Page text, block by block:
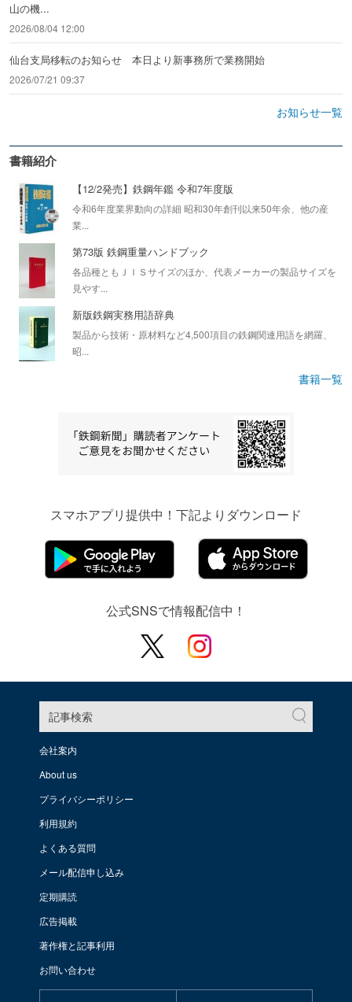
山の機...
2026/08/04 12:00
仙台支局移転のお知らせ 本日より新事務所で業務開始
2026/07/21 09:37
お知らせ一覧
書籍紹介
【12/2発売】鉄鋼年鑑 令和7年度版
令和6年度業界動向の詳細 昭和30年創刊以来50年余、他の産
業...
第73版 鉄鋼重量ハンドブック
各品種ともＪＩＳサイズのほか、代表メーカーの製品サイズを
見やす...
新版鉄鋼実務用語辞典
製品から技術・原材料など4,500項目の鉄鋼関連用語を網羅、
昭...
書籍一覧
スマホアプリ提供中！下記よりダウンロード
公式SNSで情報配信中！
記事検索
会社案内
About us
プライバシーポリシー
利用規約
よくある質問
メール配信申し込み
定期購読
広告掲載
著作権と記事利用
お問い合わせ